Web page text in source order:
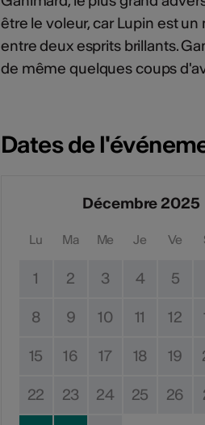
être le voleur, car Lupin est
entre deux esprits brillants.
de même quelques coups
Dates de
Décembre 2025
Lu Ma Me Je Ve
1 2 3 4 5
8 9 10 11 12
15 16 17 18 19
22 23 24 25 26